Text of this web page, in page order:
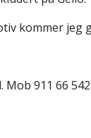
kommer jeg
911 66 542